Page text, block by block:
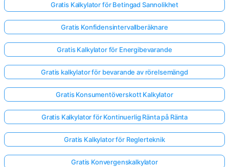
Gratis Kalkylator för Betingad Sannolikhet
Gratis Konfidensintervallberäknare
Gratis Kalkylator för Energibevarande
Gratis kalkylator för bevarande av rörelsemängd
Gratis Konsumentöverskott Kalkylator
Gratis Kalkylator för Kontinuerlig Ränta på Ränta
Gratis Kalkylator för Reglerteknik
Gratis Konvergenskalkylator